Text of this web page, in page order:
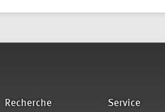
Recherche Service